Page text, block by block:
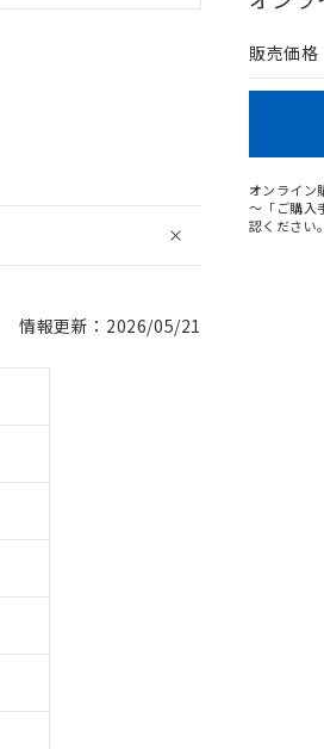
情報更新：2026/05/21
販売価格
オンライン
～「ご購入
認ください。